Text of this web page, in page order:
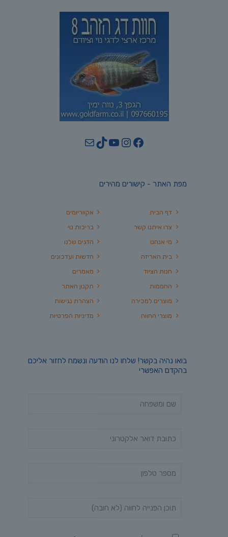
Facebook
Instagram
YouTube
TikTok
Mail
מפת האתר - קישורים מהירים
אקווריומים
בריכות נוי
הדגים שלנו
חדשות ועדכונים
מאמרים
תקנון האתר
הצהרת נגישות
מדיניות הפרטיות
דף הבית
צרו איתנו קשר
מי אנחנו
בית האריזה
חנות הציוד
החממות
מוצרים למכירה
מוצרי החווה
בואו נהיה בקשר! שלחו לנו הודעה ונשמח לחזור אליכם
בהקדם האפשרי